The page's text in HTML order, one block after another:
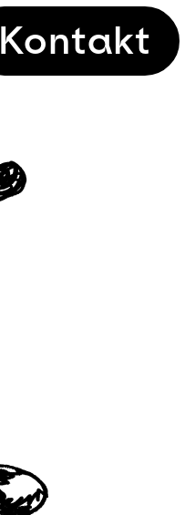
Kontakt